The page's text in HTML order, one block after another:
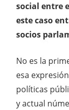
social entre
este caso
socios
No es la
esa
políticas
y actual